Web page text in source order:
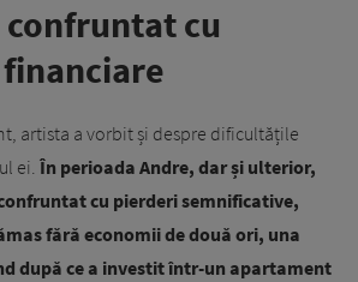
cu
artista a vorbit și despre dificultățile
ei. În perioada Andre, dar și ulterior,
cu pierderi semnificative,
fără economii de două ori, una
după ce a investit într-un apartament